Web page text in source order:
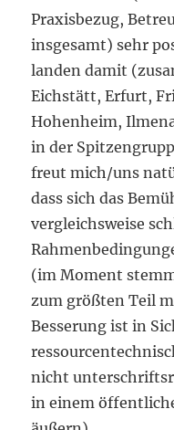
Praxisbezug,
insgesamt) sehr
landen damit
Eichstätt, Erfurt,
Hohenheim,
in der
freut mich/uns
dass sich das
vergleichsweise
(im Moment
zum größten Teil
Besserung ist in
nicht
in einem